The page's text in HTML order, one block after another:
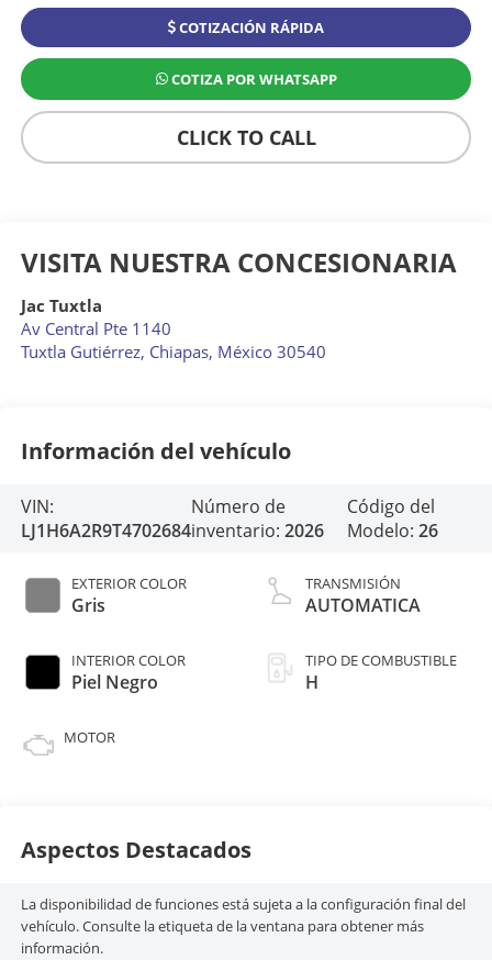
COTIZACIÓN RÁPIDA
COTIZA POR WHATSAPP
CLICK TO CALL
VISITA NUESTRA CONCESIONARIA
Jac Tuxtla
Av Central Pte 1140
Tuxtla Gutiérrez, Chiapas, México 30540
Información del vehículo
VIN:
LJ1H6A2R9T4702684
Número de
inventario: 2026
Código del
Modelo:26
EXTERIOR COLOR
Gris
INTERIOR COLOR
Piel Negro
MOTOR
TRANSMISIÓN
AUTOMATICA
TIPO DE COMBUSTIBLE
H
Aspectos Destacados
La disponibilidad de funciones está sujeta a la configuración final del
vehículo. Consulte la etiqueta de la ventana para obtener más
información.